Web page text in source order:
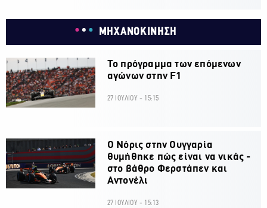
ΜΗΧΑΝΟΚΙΝΗΣΗ
Το πρόγραμμα των επόμενων
αγώνων στην F1
27 ΙΟΥΛΙΟΥ - 15:15
O Νόρις στην Ουγγαρία
θυμήθηκε πώς είναι να νικάς -
στο βάθρο Φερστάπεν και
Αντονέλι
27 ΙΟΥΛΙΟΥ - 15:13